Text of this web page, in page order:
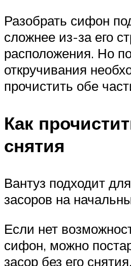
Разобрать сифон
сложнее из-за его
расположения. Но
откручивания
прочистить обе
Как
снятия
Вантуз подходит
засоров на
Если нет
сифон, можно
засор без его снятия.